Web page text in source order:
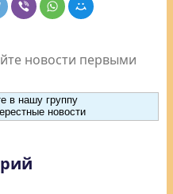
новости первыми
в нашу группу
новости